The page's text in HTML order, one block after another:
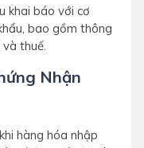
khai báo với cơ
bao gồm thông
thuế.
Nhận
hàng hóa nhập